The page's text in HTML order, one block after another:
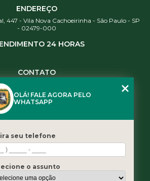
ENDEREÇO
447 - Vila Nova Cachoeirinha - São Paulo - SP
- 02479-000
24 HORAS
CONTATO
(11) 3461-5871
Home
Quem somos
OLÁ! FALE AGORA PELO
WHATSAPP
seu telefone
o assunto